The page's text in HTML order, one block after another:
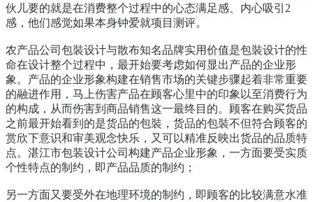
伙儿要的就是在消费整个过程中的心态满足感、内心吸引2
感，他们感觉如果本身钟爱就项目测评。
农产品公司包裝设计与散布知名品牌实用价值是包裝设计的性
命在设计整个过程中，最开始要考虑如何显出产品的企业形
象。产品的企业形象构建在销售市场的关键步骤起着非常重要
的融进作用，马上伤害产品在顾客心里中的印象以至消费行为
的构成，从而伤害到商品销售这一最终目的。顾客在购买货品
之前最开始看到的是货品的包裝，货品的包裝不但符合顾客的
赏欣下意识和审美观念快乐，又可以精准反映出货品的品质特
点。湛江市包装设计公司构建产品企业形象，一方面要受实质
个性特点的制约，即产品品质的制约；
另一方面又要受外在地理环境的制约，即顾客的比较满意水准